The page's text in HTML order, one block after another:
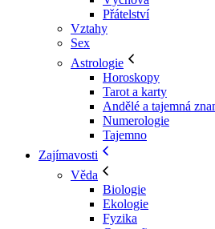
Přátelství
Vztahy
Sex
Astrologie
Horoskopy
Tarot a karty
Andělé a tajemná
Numerologie
Tajemno
Zajímavosti
Věda
Biologie
Ekologie
Fyzika